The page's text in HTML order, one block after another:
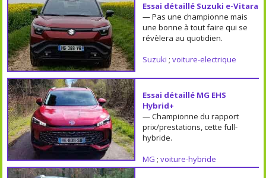
Essai détaillé Suzuki e-Vitara
— Pas une championne mais
une bonne à tout faire qui se
révèlera au quotidien.
Suzuki ; voiture-electrique
Essai détaillé MG EHS
Hybrid+
— Championne du rapport
prix/prestations, cette full-
hybride.
MG ; voiture-hybride